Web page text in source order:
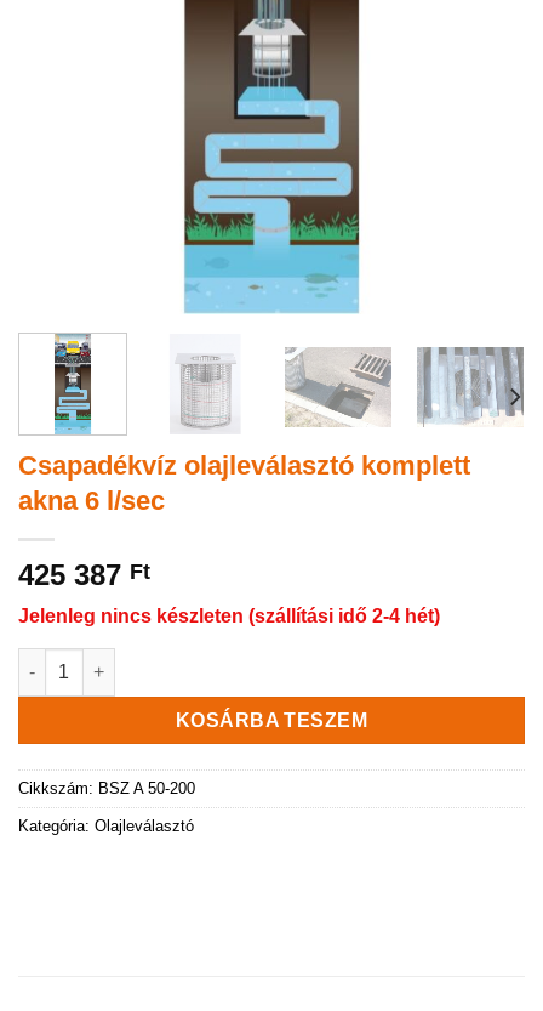
Csapadékvíz olajleválasztó komplett
akna 6 l/sec
425 387 Ft
Jelenleg nincs készleten (szállítási idő 2-4 hét)
Csapadékvíz olajleválasztó komplett akna 6 l/sec mennyiség
KOSÁRBA TESZEM
Cikkszám: BSZ A 50-200
Kategória: Olajleválasztó